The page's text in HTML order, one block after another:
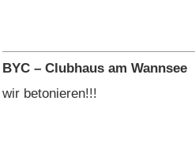
BYC – Clubhaus am Wannsee
wir betonieren!!!